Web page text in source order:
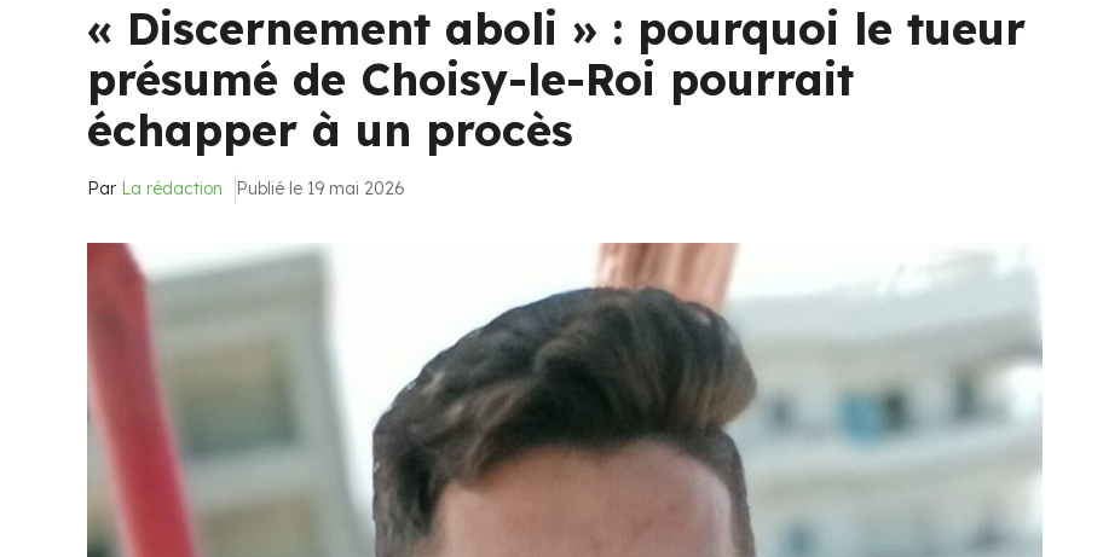
« Discernement aboli » : pourquoi le tueur
présumé de Choisy-le-Roi pourrait
échapper à un procès
Par La rédaction Publié le 19 mai 2026